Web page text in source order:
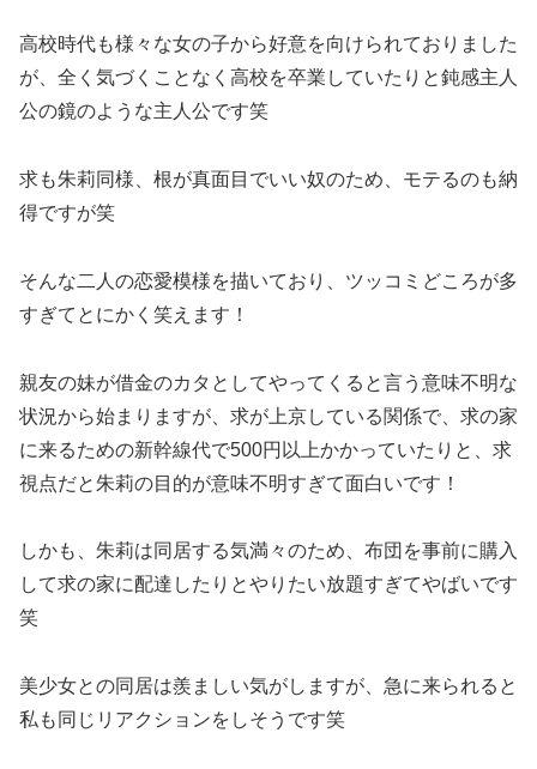
高校時代も様々な女の子から好意を向けられておりました
が、全く気づくことなく高校を卒業していたりと鈍感主人
公の鏡のような主人公です笑
求も朱莉同様、根が真面目でいい奴のため、モテるのも納
得ですが笑
そんな二人の恋愛模様を描いており、ツッコミどころが多
すぎてとにかく笑えます！
親友の妹が借金のカタとしてやってくると言う意味不明な
状況から始まりますが、求が上京している関係で、求の家
に来るための新幹線代で500円以上かかっていたりと、求
視点だと朱莉の目的が意味不明すぎて面白いです！
しかも、朱莉は同居する気満々のため、布団を事前に購入
して求の家に配達したりとやりたい放題すぎてやばいです
笑
美少女との同居は羨ましい気がしますが、急に来られると
私も同じリアクションをしそうです笑